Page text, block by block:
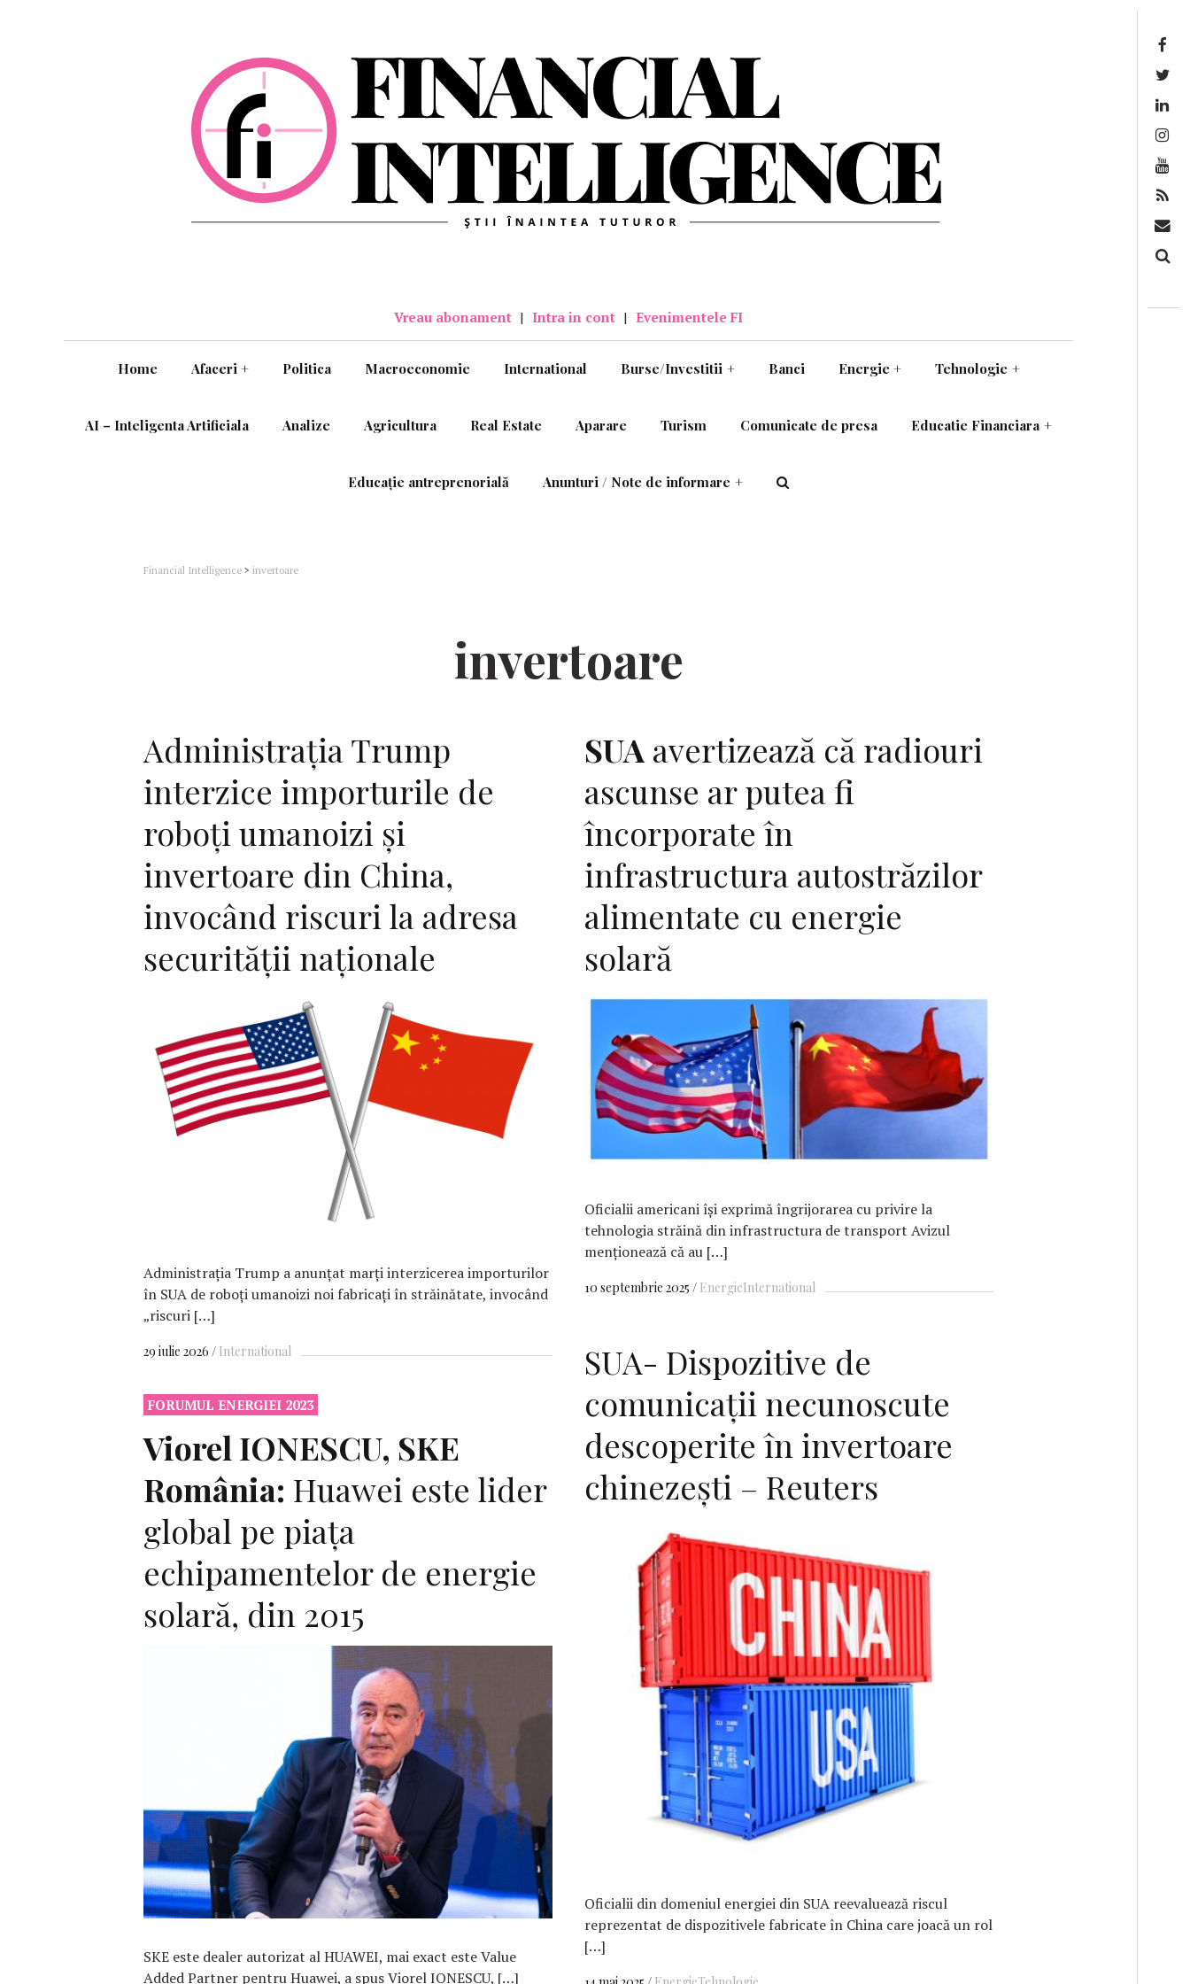
Vreau abonament | Intra in cont | Evenimentele FI
Home Afaceri + Politica Macroeconomie International Burse/Investitii + Banci Energie + Tehnologie +
AI – Inteligenta Artificiala Analize Agricultura Real Estate Aparare Turism Comunicate de presa Educatie Financiara +
Educație antreprenorială Anunturi / Note de informare +
Financial Intelligence > invertoare
invertoare
Administrația Trump
interzice importurile de
roboți umanoizi și
invertoare din China,
invocând riscuri la adresa
securității naționale
F
Administrația Trump a anunțat marți interzicerea importurilor
în SUA de roboți umanoizi noi fabricați în străinătate, invocând
„riscuri […]
29 iulie 2026 International
SUA avertizează că radiouri
ascunse ar putea fi
încorporate în
infrastructura autostrăzilor
alimentate cu energie
solară
F
Oficialii americani își exprimă îngrijorarea cu privire la
tehnologia străină din infrastructura de transport Avizul
menționează că au […]
10 septembrie 2025 EnergieInternational
SUA- Dispozitive de
comunicații necunoscute
descoperite în invertoare
chinezești – Reuters
F
Oficialii din domeniul energiei din SUA reevaluează riscul
reprezentat de dispozitivele fabricate în China care joacă un rol
[…]
FORUMUL ENERGIEI 2023
Viorel IONESCU, SKE
România: Huawei este lider
global pe piața
echipamentelor de energie
solară, din 2015
F
SKE este dealer autorizat al HUAWEI, mai exact este Value
Added Partner pentru Huawei, a spus Viorel IONESCU, […]